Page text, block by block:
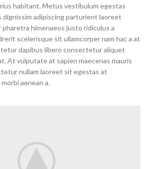
habitant. Metus vestibulum egestas
dignissim adipiscing parturient laoreet
himenaeos justo ridiculus a
scelerisque sit ullamcorper nam hac a at
dapibus libero consectetur aliquet
At vulputate at sapien maecenas mauris
nullam laoreet sit egestas at
aenean a.